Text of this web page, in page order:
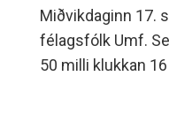
Miðvikdaginn 17.
félagsfólk Umf.
50 milli klukkan